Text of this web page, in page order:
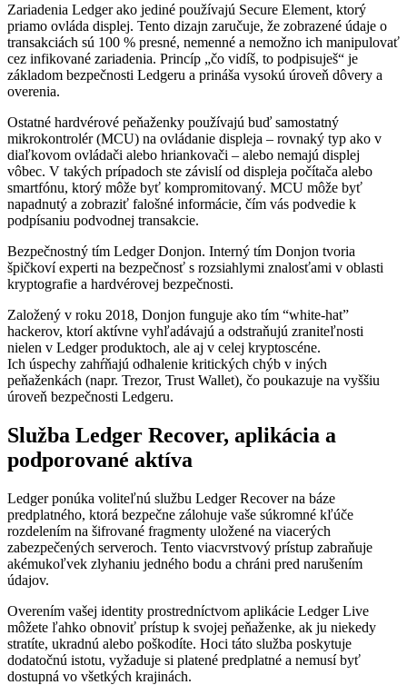
Zariadenia Ledger ako jediné používajú Secure Element, ktorý
priamo ovláda displej. Tento dizajn zaručuje, že zobrazené údaje o
transakciách sú 100 % presné, nemenné a nemožno ich manipulovať
cez infikované zariadenia. Princíp „čo vidíš, to podpisuješ“ je
základom bezpečnosti Ledgeru a prináša vysokú úroveň dôvery a
overenia.
Ostatné hardvérové peňaženky používajú buď samostatný
mikrokontrolér (MCU) na ovládanie displeja – rovnaký typ ako v
diaľkovom ovládači alebo hriankovači – alebo nemajú displej
vôbec. V takých prípadoch ste závislí od displeja počítača alebo
smartfónu, ktorý môže byť kompromitovaný. MCU môže byť
napadnutý a zobraziť falošné informácie, čím vás podvedie k
podpísaniu podvodnej transakcie.
Bezpečnostný tím Ledger Donjon. Interný tím Donjon tvoria
špičkoví experti na bezpečnosť s rozsiahlymi znalosťami v oblasti
kryptografie a hardvérovej bezpečnosti.
Založený v roku 2018, Donjon funguje ako tím “white-hat”
hackerov, ktorí aktívne vyhľadávajú a odstraňujú zraniteľnosti
nielen v Ledger produktoch, ale aj v celej kryptoscéne.
Ich úspechy zahŕňajú odhalenie kritických chýb v iných
peňaženkách (napr. Trezor, Trust Wallet), čo poukazuje na vyššiu
úroveň bezpečnosti Ledgeru.
Služba Ledger Recover, aplikácia a
podporované aktíva
Ledger ponúka voliteľnú službu Ledger Recover na báze
predplatného, ktorá bezpečne zálohuje vaše súkromné kľúče
rozdelením na šifrované fragmenty uložené na viacerých
zabezpečených serveroch. Tento viacvrstvový prístup zabraňuje
akémukoľvek zlyhaniu jedného bodu a chráni pred narušením
údajov.
Overením vašej identity prostredníctvom aplikácie Ledger Live
môžete ľahko obnoviť prístup k svojej peňaženke, ak ju niekedy
stratíte, ukradnú alebo poškodíte. Hoci táto služba poskytuje
dodatočnú istotu, vyžaduje si platené predplatné a nemusí byť
dostupná vo všetkých krajinách.